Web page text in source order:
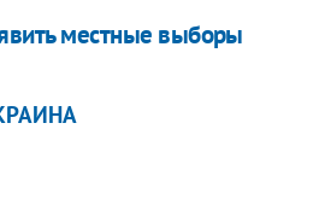
местные выборы